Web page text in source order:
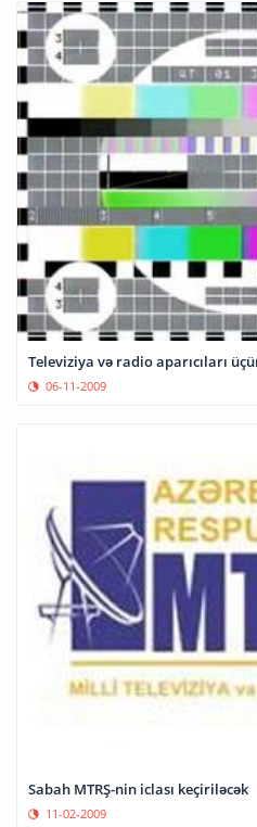
Televiziya və radio aparıcıları
06-11-2009
Sabah MTRŞ-nin iclası keçiriləcək
11-02-2009